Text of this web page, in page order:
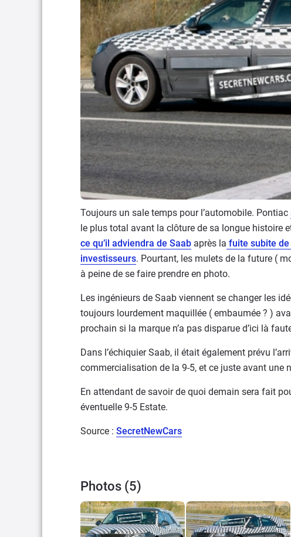
Toujours un sale temps pour l’automobile. Pontiac
le plus total avant la clôture de sa longue histoire
ce qu’il adviendra de Saab après la fuite subite
investisseurs. Pourtant, les mulets de la future (
à peine de se faire prendre en photo.
Les ingénieurs de Saab viennent se changer les
toujours lourdement maquillée ( embaumée ? )
prochain si la marque n’a pas disparue d’ici là
Dans l’échiquier Saab, il était également prévu
commercialisation de la 9-5, et ce juste avant une
En attendant de savoir de quoi demain sera fait
éventuelle 9-5 Estate.
Source : SecretNewCars
Photos (5)